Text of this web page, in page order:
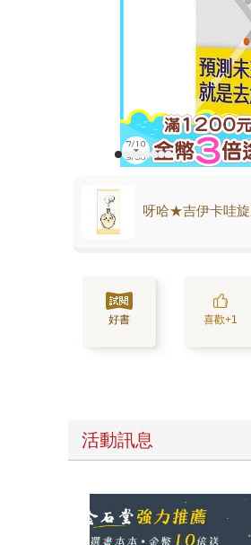
呀哈★吉伊卡哇
好書 喜歡+1
活動訊息
【父親節禮物展】5折起